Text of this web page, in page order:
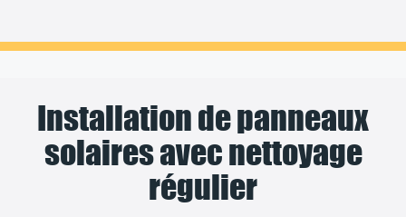
Installation de panneaux
solaires avec nettoyage
régulier